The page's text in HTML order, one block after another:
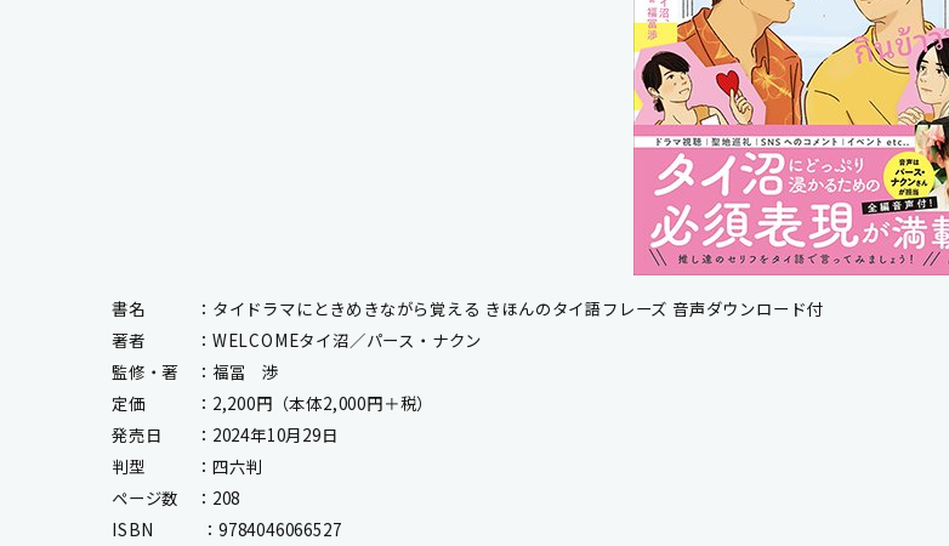
書名 ：タイドラマにときめきながら覚える きほんのタイ語フレーズ 音声ダウンロード付
著者 ：WELCOMEタイ沼／パース・ナクン
監修・著 ：福冨 渉
定価 ：2,200円（本体2,000円＋税）
発売日 ：2024年10月29日
判型 ：四六判
ページ数 ：208
ISBN ：9784046066527